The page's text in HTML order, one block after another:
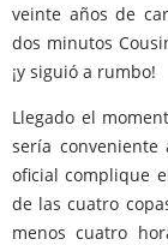
veinte años de
dos minutos
¡y siguió a rumbo!
Llegado el
sería
oficial complique
de las cuatro
menos cuatro